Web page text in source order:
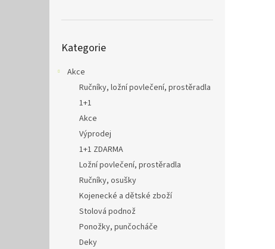
kategorie
Kategorie
Akce
Ručníky, ložní povlečení, prostěradla
1+1
Akce
Výprodej
1+1 ZDARMA
Ložní povlečení, prostěradla
Ručníky, osušky
Kojenecké a dětské zboží
Stolová podnož
Ponožky, punčocháče
Deky